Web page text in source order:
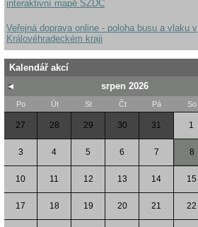
interaktivní mapě SŽDC
Veřejná doprava online - poloha busu a vlaku v
Královéhradeckém kraji
Kalendář akcí
srpen 2026
Po Út St Čt Pá So
27 28 29 30 31 1
3 4 5 6 7 8
10 11 12 13 14 15
17 18 19 20 21 22